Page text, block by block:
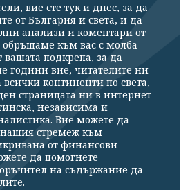
вие сте тук и днес, за да
от България и света, и да
анализи и коментари от
обръщаме към вас с молба –
подкрепа, за да
години вие, читателите ни
континенти по света,
страницата ни в интернет
независима и
Вие можете да
нашия стремеж към
от финансови
да помогнете
на съдържание да